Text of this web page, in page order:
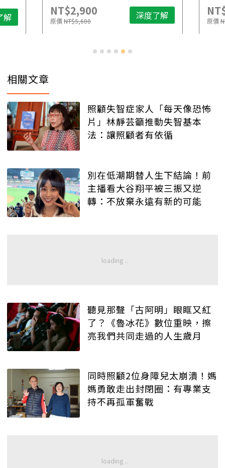
解 NT$2,900
原價NT$5,600 深度了解 原價
相關文章
照顧失智症家人「每天像恐怖
片」林靜芸籲推動失智基本
法：讓照顧者有依循
別在低潮期替人生下結論！前
主播看大谷翔平被三振又逆
轉：不放棄永遠有新的可能
聽見那聲「古阿明」眼眶又紅
了？《魯冰花》數位重映，擦
亮我們共同走過的人生歲月
同時照顧2位身障兒太崩潰！媽
媽勇敢走出封閉圈：有專業支
持不再孤軍奮戰